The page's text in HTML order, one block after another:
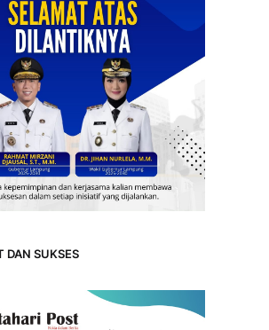
DAN SUKSES